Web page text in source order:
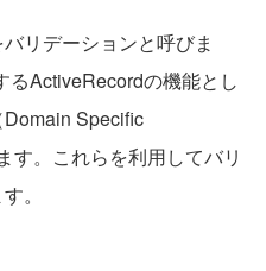
リデーションと呼びま
ActiveRecordの機能とし
Specific
す。これらを利用してバリ
。